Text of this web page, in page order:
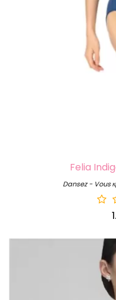
Felia
Dansez - Vous